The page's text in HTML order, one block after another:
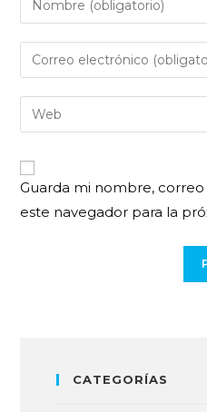
Guarda mi nombre,
este navegador para la
CATEGORÍAS